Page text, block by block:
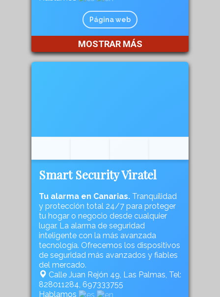
Página web
MOSTRAR MÁS
Smart Security Viratel
Tu alarma en Canarias. Tranquilidad
y protección total 24/7 para proteger
tu hogar o negocio desde cualquier
lugar. La alarma de seguridad
inteligente con la más avanzada
tecnología. Ofrecemos los dispositivos
de seguridad más avanzados y fiables
del mercado.
Calle Juan Rejón 49, Las Palmas, Tel:
828011284, 697333755
Hablamos